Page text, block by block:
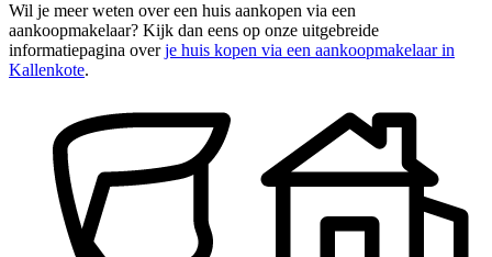
Wil je meer weten over een huis aankopen via een
aankoopmakelaar? Kijk dan eens op onze uitgebreide
informatiepagina overje huis kopen via een aankoopmakelaar in
Kallenkote.